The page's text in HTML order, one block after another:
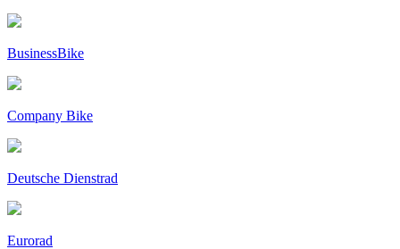
BusinessBike
Company Bike
Deutsche Dienstrad
Eurorad